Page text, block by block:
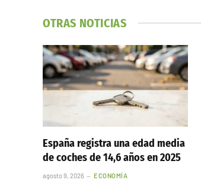
OTRAS NOTICIAS
España registra una edad media
de coches de 14,6 años en 2025
agosto 9, 2026 ECONOMÍA